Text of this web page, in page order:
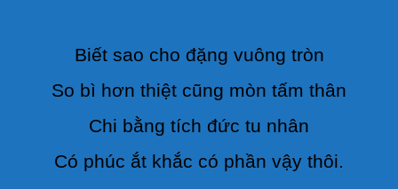
Biết sao cho đặng vuông tròn
So bì hơn thiệt cũng mòn tấm thân
Chi bằng tích đức tu nhân
Có phúc ắt khắc có phần vậy thôi.